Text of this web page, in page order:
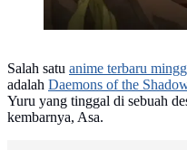
Salah satu anime terbaru
adalah Daemons of the
Yuru yang tinggal di sebuah
kembarnya, Asa.